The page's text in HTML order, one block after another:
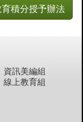
積分授予辦法
資訊美編組
線上教育組